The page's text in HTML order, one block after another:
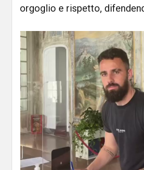
orgoglio e rispetto,